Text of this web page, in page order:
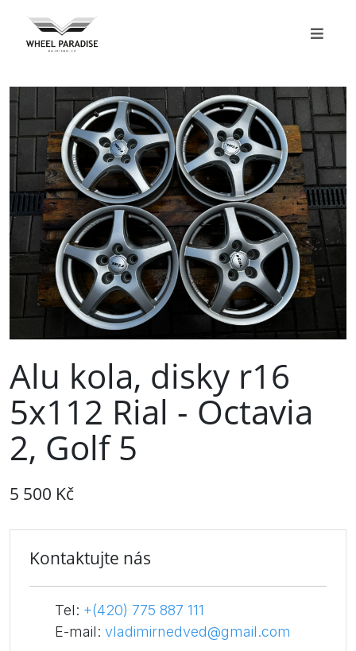
Alu kola, disky r16
5x112 Rial - Octavia
2, Golf 5
5 500 Kč
Kontaktujte nás
Tel: +(420) 775 887 111
E-mail: vladimirnedved@gmail.com